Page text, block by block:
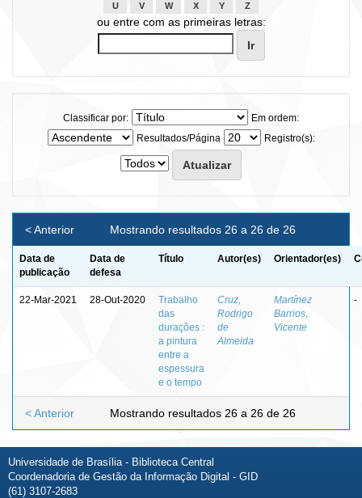
U
V W X Y Z
ou entre com as primeiras letras:
Classificar por:
Em ordem:
Resultados/Página
Registro(s):
Mostrando resultados 26 a 26 de 26
< Anterior
Data de
publicação
Data de
defesa
Título Autor(es) Orientador(es)
22-Mar-2021 28-Out-2020
Trabalho
das
durações :
a pintura
entre a
espessura
e o tempo
Cruz,
Rodrigo
de
Almeida
Martínez
Barrios,
Vicente
-
Mostrando resultados 26 a 26 de 26
< Anterior
Universidade de Brasília - Biblioteca Central
Coordenadoria de Gestão da Informação Digital - GID
(61) 3107-2683